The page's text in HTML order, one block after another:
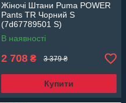
Жіночі Штани Puma POWER
Pants TR Чорний S
(7d67789501 S)
В наявності
2 708 ₴ 3 379 ₴
Купити